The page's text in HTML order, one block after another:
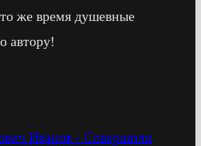
же время душевные
автору!
Иванов - Cовершили